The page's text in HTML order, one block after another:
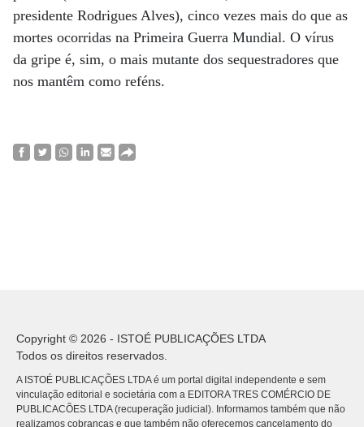
presidente Rodrigues Alves), cinco vezes mais do que as
mortes ocorridas na Primeira Guerra Mundial. O vírus
da gripe é, sim, o mais mutante dos sequestradores que
nos mantêm como reféns.
Copyright © 2026 - ISTOÉ PUBLICAÇÕES LTDA
Todos os direitos reservados.
A ISTOÉ PUBLICAÇÕES LTDA é um portal digital independente e sem
vinculação editorial e societária com a EDITORA TRES COMÉRCIO DE
PUBLICACÕES LTDA (recuperação judicial). Informamos também que não
realizamos cobranças e que também não oferecemos cancelamento do